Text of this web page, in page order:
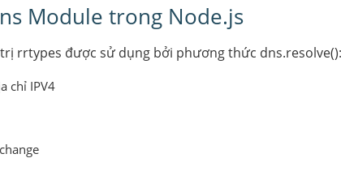
Module trong Node.js
rrtypes được sử dụng bởi phương thức dns.resolve():
chỉ IPV4